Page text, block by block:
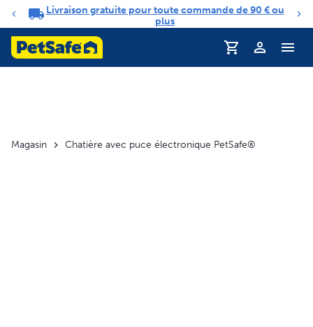
Carrousel de notifications
Livraison gratuite pour toute commande de 90 € ou
plus
Profil
Magasin Chatière avec puce électronique PetSafe®